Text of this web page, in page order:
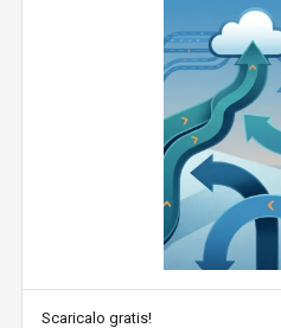
Scaricalo gratis!